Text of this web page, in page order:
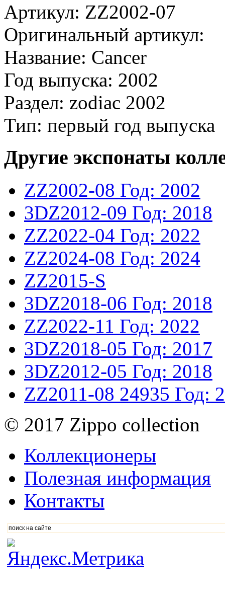
Артикул: ZZ2002-07
Оригинальный артикул:
Название: Cancer
Год выпуска: 2002
Раздел: zodiac 2002
Тип: первый год выпуска
Другие экспонаты
ZZ2002-08 Год: 2002
3DZ2012-09 Год: 2018
ZZ2022-04 Год: 2022
ZZ2024-08 Год: 2024
ZZ2015-S
3DZ2018-06 Год: 2018
ZZ2022-11 Год: 2022
3DZ2018-05 Год: 2017
3DZ2012-05 Год: 2018
ZZ2011-08 24935 Год:
© 2017 Zippo collection
Коллекционеры
Полезная информация
Контакты